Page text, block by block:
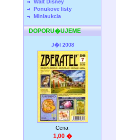
Walt Disney
Ponukove listy
Miniaukcia
DOPORU�UJEME
J�l 2008
Cena:
1,00 �